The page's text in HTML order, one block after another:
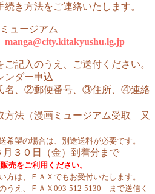
き方法をご連絡いたします。
ュージアム
manga@city.kitakyushu.lg.jp
記入のうえ、ご送付ください。
ダー申込
名、②郵便番号、③住所、④連絡
法（漫画ミュージアム受取 又
合は、別途送料が必要です。
３０日（金）到着分まで
売をご利用ください。
は、ＦＡＸでもお受付いたします。
え、ＦＡＸ093-512-5130 まで送信く